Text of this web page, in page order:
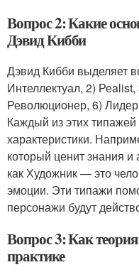
Вопрос 2: Какие
Дэвид Кибби
Дэвид Кибби выделяет
Интеллектуал, 2)
Революционер, 6)
Каждый из этих
характеристики.
который ценит знания
как Художник — это
эмоции. Эти типажи
персонажи будут
Вопрос 3: Как
практике